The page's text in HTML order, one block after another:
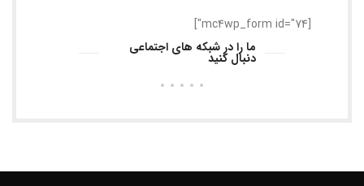
[mc4wp_form id="74"]
ما را در شبکه های اجتماعی
دنبال کنید